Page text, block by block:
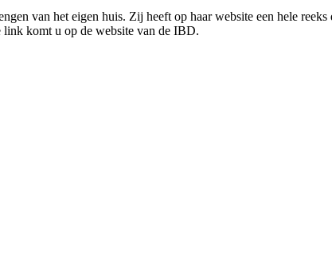
van het eigen huis. Zij heeft op haar website een hele
link komt u op de website van de IBD.